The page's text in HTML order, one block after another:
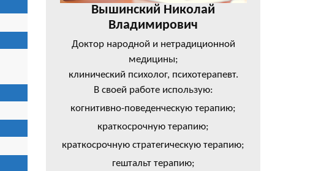
Вышинский Николай
Владимирович
Доктор народной и нетрадиционной
медицины;
клинический психолог, психотерапевт.
В своей работе использую:
когнитивно-поведенческую терапию;
краткосрочную терапию;
краткосрочную стратегическую терапию;
гештальт терапию;